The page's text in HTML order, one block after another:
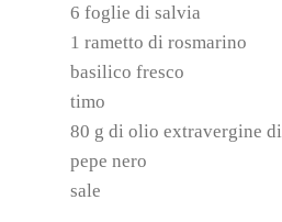
6 foglie di salvia
1 rametto di rosmarino
basilico fresco
timo
80 g di olio extravergine
pepe nero
sale